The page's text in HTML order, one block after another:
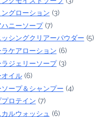
ングローション (3)
ハニーソープ(7)
ッシングクリアーパウダー (5)
ラケアローション (6)
ラジェリーソープ(3)
イル(6)
ープ＆シャンプー (4)
ロテイン (7)
ルウォッシュ (6)